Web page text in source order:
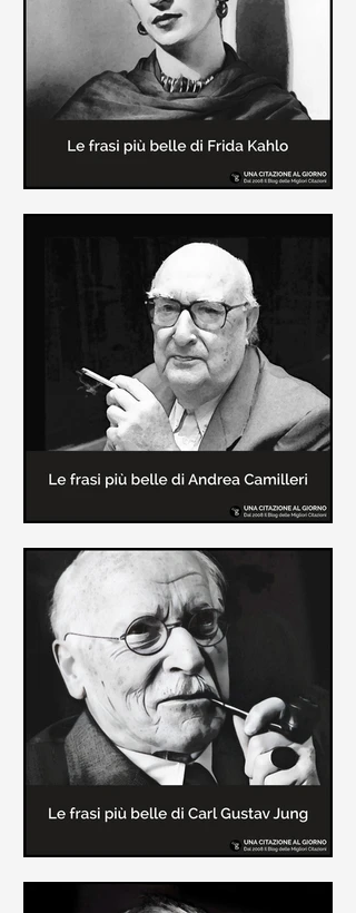
Piccolo Principe che trasmettono il
messaggio più significativo: le cose
più importanti della vita (...)
In questa pagina sono raccolte le
frasi più belle di Frida Kahlo
sull'amore e sulla vita.
Le frasi più belle di Andrea
Camilleri
In questa sezione sono raccolte le
frasi più belle di Andrea Camilleri, il
creatore dei libri sulle vicende del
Commissario Montalbano
Le frasi più belle di Carl Gustav